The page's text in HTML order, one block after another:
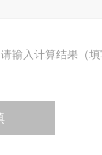
请输入计算结果（